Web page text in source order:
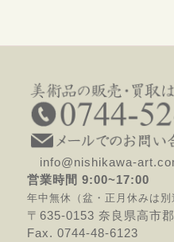
info@nishikawa-
営業時間 9:00~17:00
年中無休（盆・正月休みは別
〒635-0153 奈良県高市
Fax. 0744-48-6123